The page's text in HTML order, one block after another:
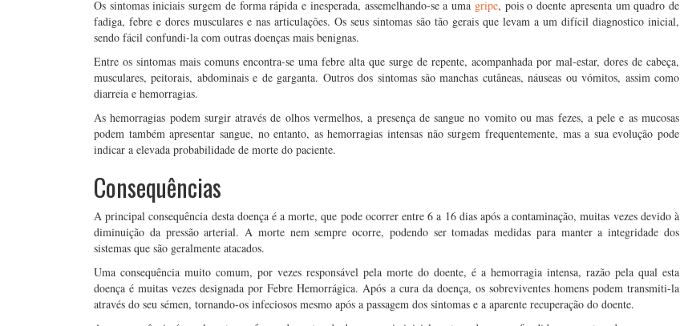
Os sintomas iniciais surgem de forma rápida e inesperada, assemelhando-se a uma gripe, pois o doente apresenta um quadro de
fadiga, febre e dores musculares e nas articulações. Os seus sintomas são tão gerais que levam a um difícil diagnostico inicial,
sendo fácil confundi-la com outras doenças mais benignas.
Entre os sintomas mais comuns encontra-se uma febre alta que surge de repente, acompanhada por mal-estar, dores de cabeça,
musculares, peitorais, abdominais e de garganta. Outros dos sintomas são manchas cutâneas, náuseas ou vómitos, assim como
diarreia e hemorragias.
As hemorragias podem surgir através de olhos vermelhos, a presença de sangue no vomito ou mas fezes, a pele e as mucosas
podem também apresentar sangue, no entanto, as hemorragias intensas não surgem frequentemente, mas a sua evolução pode
indicar a elevada probabilidade de morte do paciente.
Consequências
A principal consequência desta doença é a morte, que pode ocorrer entre 6 a 16 dias após a contaminação, muitas vezes devido à
diminuição da pressão arterial. A morte nem sempre ocorre, podendo ser tomadas medidas para manter a integridade dos
sistemas que são geralmente atacados.
Uma consequência muito comum, por vezes responsável pela morte do doente, é a hemorragia intensa, razão pela qual esta
doença é muitas vezes designada por Febre Hemorrágica. Após a cura da doença, os sobreviventes homens podem transmiti-la
através do seu sémen, tornando-os infeciosos mesmo após a passagem dos sintomas e a aparente recuperação do doente.